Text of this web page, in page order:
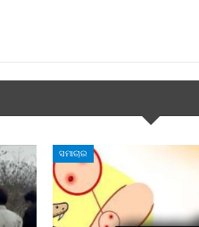
ସମାଚାର